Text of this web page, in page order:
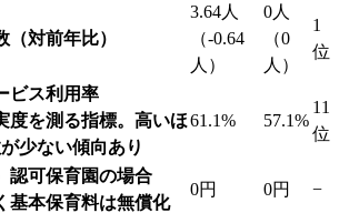
（対前年比）
3.64人
（-0.64
人）
0人
（0
人）
1
位
ビス利用率
を測る指標。高いほ
少ない傾向あり
61.1% 57.1%
11
位
認可保育園の場合
基本保育料は無償化
0円 0円 −